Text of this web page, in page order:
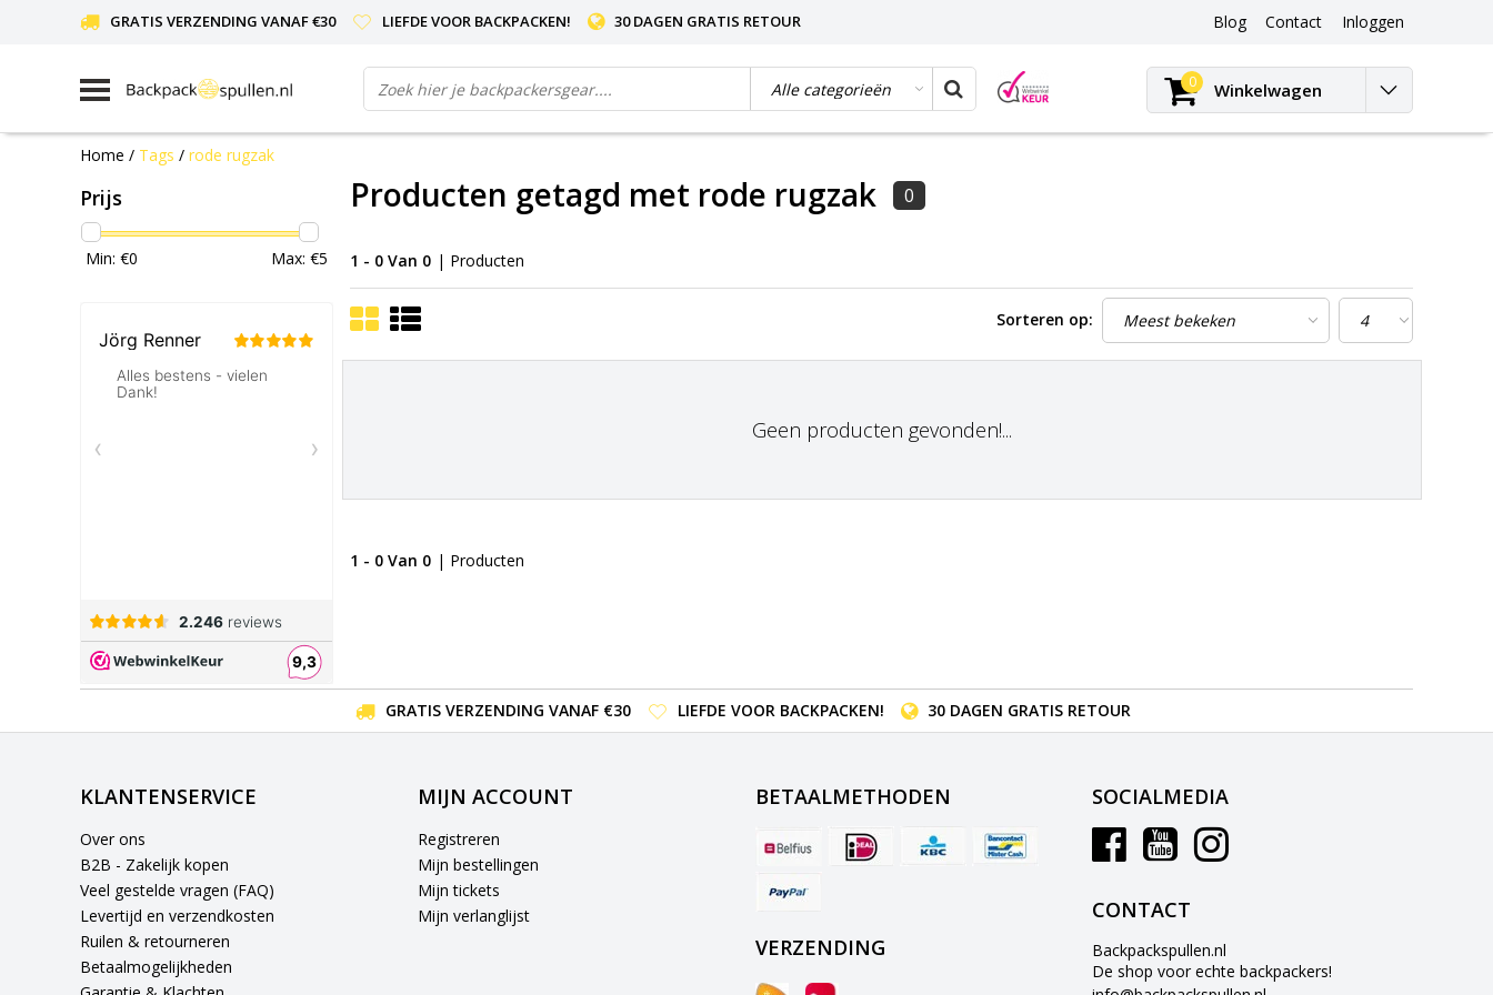
GRATIS VERZENDING VANAF €30 LIEFDE VOOR BACKPACKEN! 30 DAGEN GRATIS RETOUR Blog
Blog
Contact Inloggen
0 Winkelwagen
Home / Tags / rode rugzak
Prijs
Min: €0 Max: €5
Producten getagd met rode rugzak 0
1 - 0 Van 0 | Producten
Sorteren op:
Geen producten gevonden!...
1 - 0 Van 0 | Producten
GRATIS VERZENDING VANAF €30 LIEFDE VOOR BACKPACKEN! 30 DAGEN GRATIS RETOUR
KLANTENSERVICE
Over ons
B2B - Zakelijk kopen
Veel gestelde vragen (FAQ)
Levertijd en verzendkosten
Ruilen & retourneren
Betaalmogelijkheden
MIJN ACCOUNT
Registreren
Mijn bestellingen
Mijn tickets
Mijn verlanglijst
BETAALMETHODEN
VERZENDING
SOCIALMEDIA
CONTACT
Backpackspullen.nl
De shop voor echte backpackers!